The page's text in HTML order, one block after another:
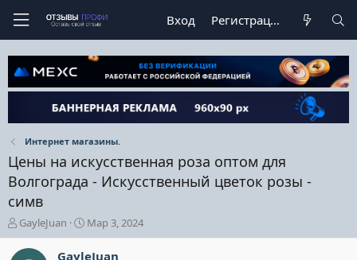
Вход Регистрация
Интернет магазины.
Цены на искусственная роза оптом для
Волгограда - Искусственный цветок розы -
симв
А
в
т
GayleJuan
Д
а
Мар 3, 2024
GayleJuan